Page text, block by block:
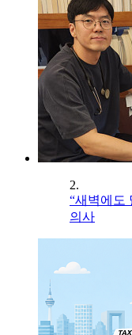
2.
“새벽에도
의사